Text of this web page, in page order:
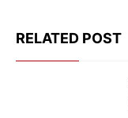
RELATED POST